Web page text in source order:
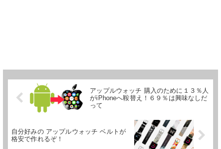
アップルウォッチ 購入のために１３％人
がiPhoneへ鞍替え！６９％は興味なしだ
って
自分好みの アップルウォッチ ベルトが
格安で作れるぞ！